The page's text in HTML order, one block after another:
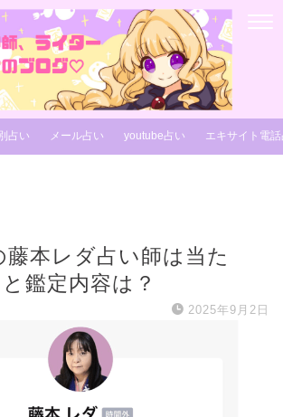
占い メール占い youtube占い エキサイト電
藤本レダ占い師は当た
鑑定内容は？
2025年9月2日